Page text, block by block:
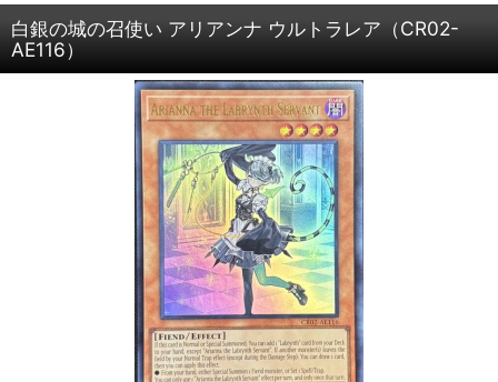
白銀の城の召使い アリアンナ ウルトラレア（CR02-
AE116）